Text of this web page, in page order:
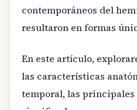
contemporáneos del
resultaron en formas
En este artículo,
las características
temporal, las principales